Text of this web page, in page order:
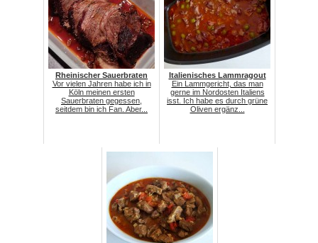
Rheinischer Sauerbraten
Vor vielen Jahren habe ich in
Köln meinen ersten
Sauerbraten gegessen,
seitdem bin ich Fan. Aber...
Italienisches Lammragout
Ein Lammgericht, das man
gerne im Nordosten Italiens
isst. Ich habe es durch grüne
Oliven ergänz...